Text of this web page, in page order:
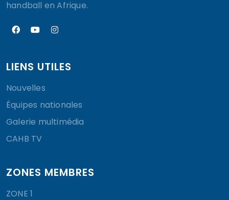
handball en Afrique.
LIENS UTILES
Nouvelles
Équipes nationales
Galerie multimédia
CAHB TV
ZONES MEMBRES
ZONE 1